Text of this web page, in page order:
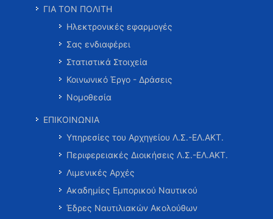
ΓΙΑ ΤΟΝ ΠΟΛΙΤΗ
Ηλεκτρονικές εφαρμογές
Σας ενδιαφέρει
Στατιστικά Στοιχεία
Κοινωνικό Έργο - Δράσεις
Νομοθεσία
ΕΠΙΚΟΙΝΩΝΙΑ
Υπηρεσίες του Αρχηγείου Λ.Σ.-ΕΛ.ΑΚΤ.
Περιφερειακές Διοικήσεις Λ.Σ.-ΕΛ.ΑΚΤ.
Λιμενικές Αρχές
Ακαδημίες Εμπορικού Ναυτικού
Έδρες Ναυτιλιακών Ακολούθων